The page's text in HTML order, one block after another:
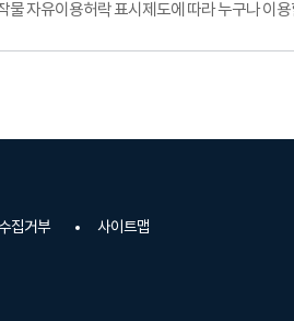
물 자유이용허락 표시제도에 따라 누구나 이용
집거부 사이트맵